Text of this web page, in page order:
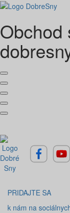
Obchod
PRIDAJTE SA
k nám na